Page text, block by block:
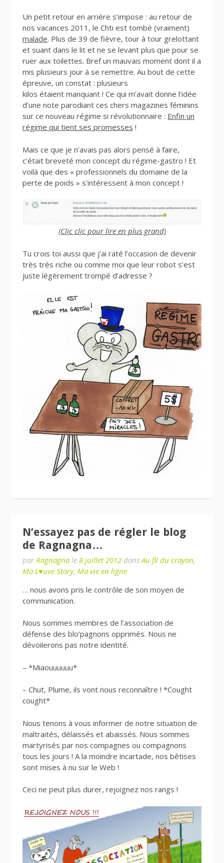
Un petit retour en arrière s’impose : au retour de
nos vacances 2011, le Chti est tombé (vraiment)
malade. Plus de 39 de fièvre, tour à tour grelottant
et suant dans le lit et ne se levant plus que pour se
ruer aux toilettes. Bref un mauvais moment dont il a
mis plusieurs jour à se remettre. Au bout de cette
épreuve, un constat : plusieurs
kilos étaient manquant ! Ce qui m’avait donne l’idée
d’une note parodiant ces chers magazines féminins
sur ce nouveau régime si révolutionnaire : Enfin un
régime qui tient ses promesses !
Mais ce que je n’avais pas alors pensé à faire,
c’était breveté mon concept du régime-gastro ! Et
voilà que des « professionnels du domaine de la
perte de poids » s’intéressent à mon concept !
(Clic clic pour lire en plus grand)
Tu crois toi aussi que j’ai raté l’occasion de devenir
très très riche ou comme moi que leur robot s’est
juste légèrement trompé d’adresse ?
N’essayez pas de régler le blog
de Ragnagna…
par Ragnagna le 8 juillet 2012 dans Au fil du crayon,
Ma L♥uve Story, Ma vie en ligne
… nous avons pris le contrôle de son moyen de
communication.
Nous sommes membres de l’association de
défense des blo’pagnons opprimés. Nous ne
dévoilerons pas notre identité.
– *Miaouuuuuu*
– Chut, Plume, ils vont nous reconnaître ! *Cought
cought*
Nous tenons à vous informer de notre situation de
maltraités, délaissés et abaissés. Nous sommes
martyrisés par nos compagnes ou compagnons
tous les jours ! A la moindre incartade, nos bêtises
sont mises à nu sur le Web !
Ceci ne peut plus durer, rejoignez nos rangs !